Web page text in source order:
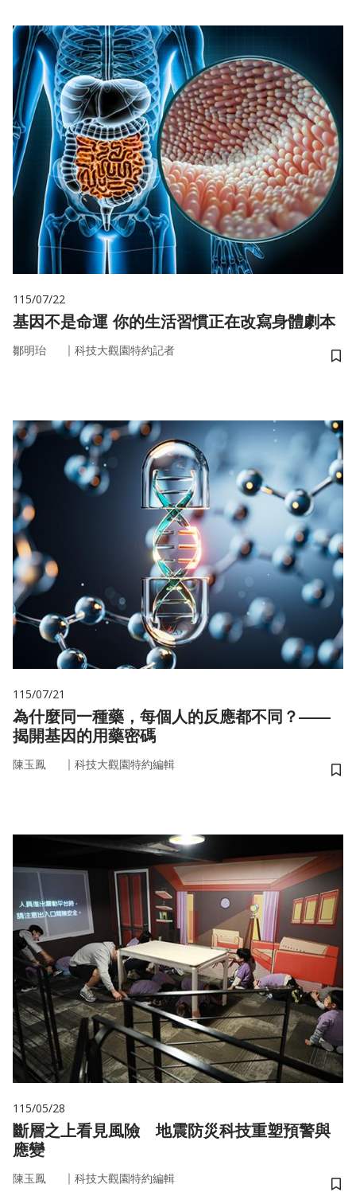
115/07/22
基因不是命運 你的生活習慣正在改寫身體劇本
鄒明珆 ｜ 科技大觀園特約記者
儲
115/07/21
為什麼同一種藥，每個人的反應都不同？——
揭開基因的用藥密碼
陳玉鳳 ｜ 科技大觀園特約編輯
儲
115/05/28
斷層之上看見風險 地震防災科技重塑預警與
應變
陳玉鳳 ｜ 科技大觀園特約編輯
儲